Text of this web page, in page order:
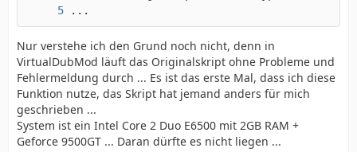
...
Nur verstehe ich den Grund noch nicht, denn in
VirtualDubMod läuft das Originalskript ohne Probleme und
Fehlermeldung durch ... Es ist das erste Mal, dass ich diese
Funktion nutze, das Skript hat jemand anders für mich
geschrieben ...
System ist ein Intel Core 2 Duo E6500 mit 2GB RAM +
Geforce 9500GT ... Daran dürfte es nicht liegen ...